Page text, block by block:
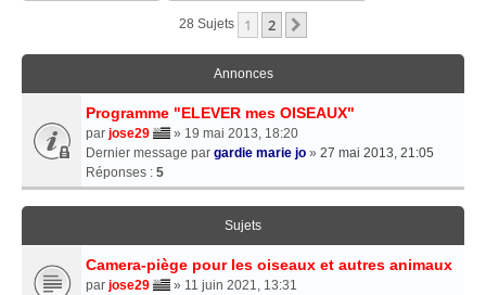
28 Sujets 1 2
Annonces
Programme "ELEVER mes OISEAUX"
par jose29
» 19 mai 2013, 18:20
Dernier message par gardie marie jo » 27 mai 2013, 21:05
Réponses : 5
Sujets
Camera-piège pour les oiseaux et autres animaux
par jose29
» 11 juin 2021, 13:31